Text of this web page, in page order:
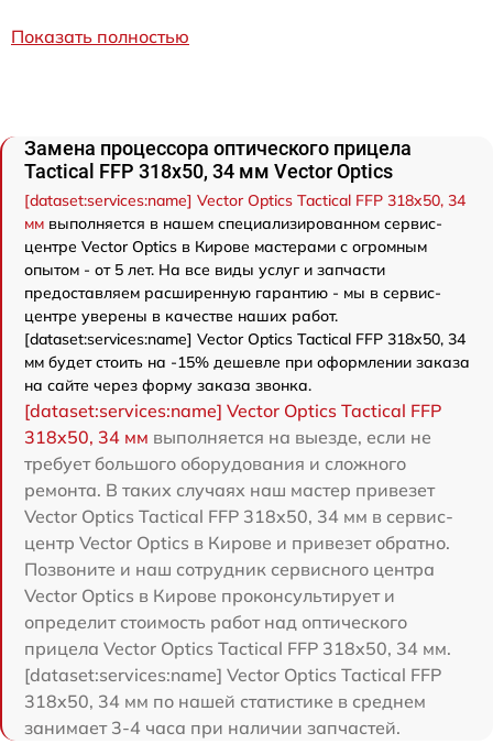
Показать полностью
Замена процессора оптического прицела
Tactical FFP 318x50, 34 мм Vector Optics
[dataset:services:name] Vector Optics Tactical FFP 318x50, 34
мм выполняется в нашем специализированном сервис-
центре Vector Optics в Кирове мастерами с огромным
опытом - от 5 лет. На все виды услуг и запчасти
предоставляем расширенную гарантию - мы в сервис-
центре уверены в качестве наших работ.
[dataset:services:name] Vector Optics Tactical FFP 318x50, 34
мм будет стоить на -15% дешевле при оформлении заказа
на сайте через форму заказа звонка.
[dataset:services:name] Vector Optics Tactical FFP
318x50, 34 мм выполняется на выезде, если не
требует большого оборудования и сложного
ремонта. В таких случаях наш мастер привезет
Vector Optics Tactical FFP 318x50, 34 мм в сервис-
центр Vector Optics в Кирове и привезет обратно.
Позвоните и наш сотрудник сервисного центра
Vector Optics в Кирове проконсультирует и
определит стоимость работ над оптического
прицела Vector Optics Tactical FFP 318x50, 34 мм.
[dataset:services:name] Vector Optics Tactical FFP
318x50, 34 мм по нашей статистике в среднем
занимает 3-4 часа при наличии запчастей.